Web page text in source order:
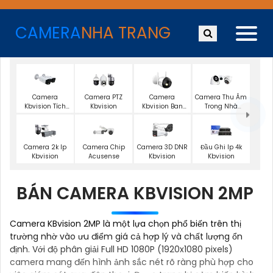
CAMERANHA TRANG
Camera
Kbvision Tích
Camera PTZ
Kbvision
Camera
Kbvision Ban
Camera Thu Âm
Trong Nhà
Camera 2k Ip
Kbvision
Camera Chip
Acusense
Camera 3D DNR
Kbvision
Đầu Ghi Ip 4k
Kbvision
BÁN CAMERA KBVISION 2MP
Camera KBvision 2MP là một lựa chọn phổ biến trên thị
trường nhờ vào ưu điểm giá cả hợp lý và chất lượng ổn
định. Với độ phân giải Full HD 1080P (1920x1080 pixels)
camera mang đến hình ảnh sắc nét rõ ràng phù hợp cho